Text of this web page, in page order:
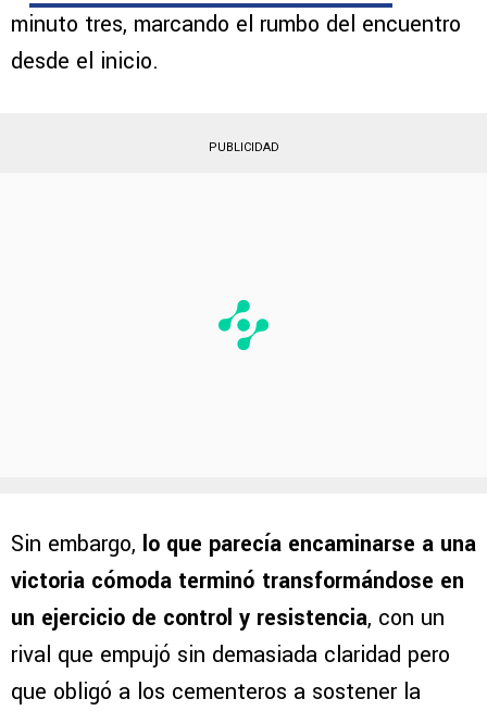
minuto tres, marcando el rumbo del encuentro
desde el inicio.
PUBLICIDAD
Sin embargo, lo que parecía encaminarse a una
victoria cómoda terminó transformándose en
un ejercicio de control y resistencia, con un
rival que empujó sin demasiada claridad pero
que obligó a los cementeros a sostener la